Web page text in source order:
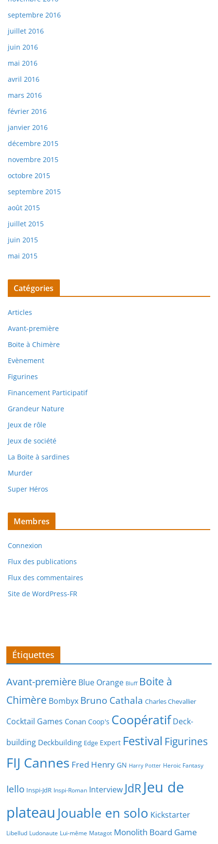
septembre 2016
juillet 2016
juin 2016
mai 2016
avril 2016
mars 2016
février 2016
janvier 2016
décembre 2015
novembre 2015
octobre 2015
septembre 2015
août 2015
juillet 2015
juin 2015
mai 2015
Catégories
Articles
Avant-première
Boite à Chimère
Evènement
Figurines
Financement Participatif
Grandeur Nature
Jeux de rôle
Jeux de société
La Boite à sardines
Murder
Super Héros
Membres
Connexion
Flux des publications
Flux des commentaires
Site de WordPress-FR
Étiquettes
Avant-première Blue Orange Bluff Boite à
Chimère Bombyx Bruno Cathala Charles Chevallier
Cocktail Games Conan Coop's Coopératif Deck-
building Deckbuilding Edge Expert Festival Figurines
FIJ Cannes Fred Henry GN Harry Potter Heroic Fantasy
Iello Inspi-JdR Inspi-Roman Interview JdRJeu de
plateau Jouable en solo Kickstarter
Libellud Ludonaute Lui-même Matagot Monolith Board Game